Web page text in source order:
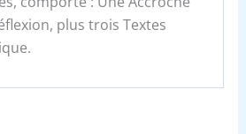
plus trois Textes